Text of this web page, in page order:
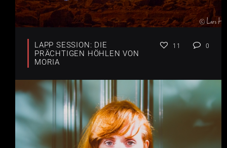
LAPP SESSION: DIE
PRÄCHTIGEN HÖHLEN VON
MORIA
11 0